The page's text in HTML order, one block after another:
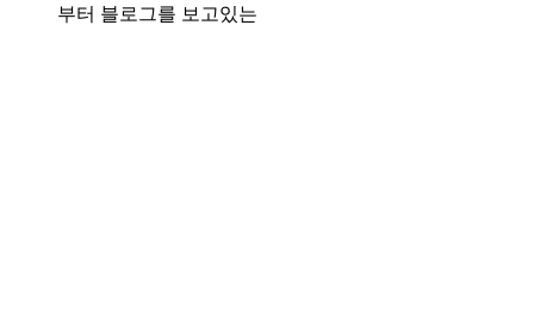
부터 블로그를 보고있는